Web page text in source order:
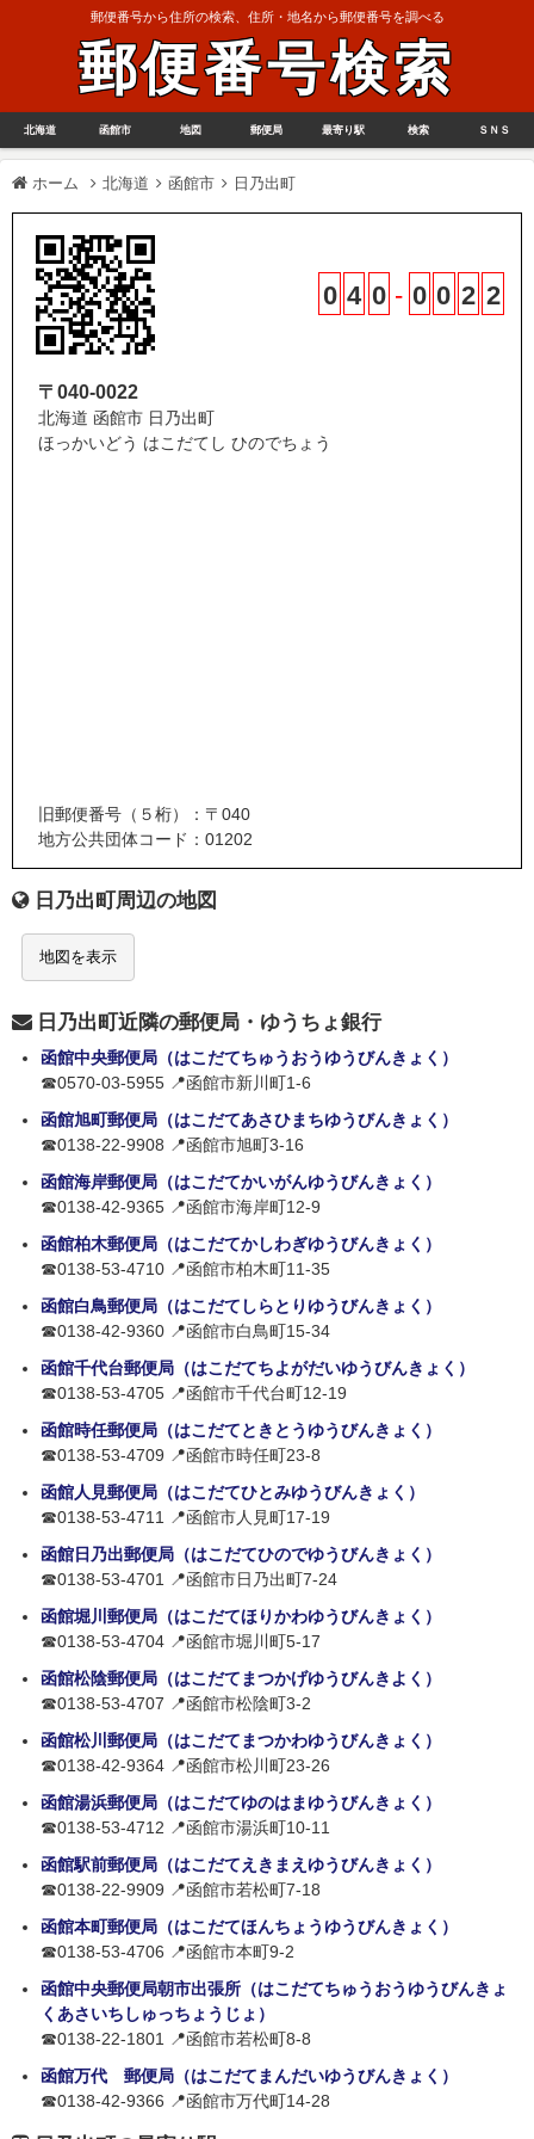
郵便番号から住所の検索、住所・地名から郵便番号を調べる
郵便番号検索
北海道 函館市 地図 郵便局 最寄り駅 検索 ＳＮＳ
ホーム 北海道 函館市 日乃出町
0 4 0 - 0 0 2 2
〒040-0022
北海道 函館市 日乃出町
ほっかいどう はこだてし ひのでちょう
旧郵便番号（５桁）：〒040
地方公共団体コード：01202
日乃出町周辺の地図
地図を表示
日乃出町近隣の郵便局・ゆうちょ銀行
函館中央郵便局（はこだてちゅうおうゆうびんきょく）
☎0570-03-5955 📍函館市新川町1-6
函館旭町郵便局（はこだてあさひまちゆうびんきょく）
☎0138-22-9908 📍函館市旭町3-16
函館海岸郵便局（はこだてかいがんゆうびんきょく）
☎0138-42-9365 📍函館市海岸町12-9
函館柏木郵便局（はこだてかしわぎゆうびんきょく）
☎0138-53-4710 📍函館市柏木町11-35
函館白鳥郵便局（はこだてしらとりゆうびんきょく）
☎0138-42-9360 📍函館市白鳥町15-34
函館千代台郵便局（はこだてちよがだいゆうびんきょく）
☎0138-53-4705 📍函館市千代台町12-19
函館時任郵便局（はこだてときとうゆうびんきょく）
☎0138-53-4709 📍函館市時任町23-8
函館人見郵便局（はこだてひとみゆうびんきょく）
☎0138-53-4711 📍函館市人見町17-19
函館日乃出郵便局（はこだてひのでゆうびんきょく）
☎0138-53-4701 📍函館市日乃出町7-24
函館堀川郵便局（はこだてほりかわゆうびんきょく）
☎0138-53-4704 📍函館市堀川町5-17
函館松陰郵便局（はこだてまつかげゆうびんきよく）
☎0138-53-4707 📍函館市松陰町3-2
函館松川郵便局（はこだてまつかわゆうびんきょく）
☎0138-42-9364 📍函館市松川町23-26
函館湯浜郵便局（はこだてゆのはまゆうびんきょく）
☎0138-53-4712 📍函館市湯浜町10-11
函館駅前郵便局（はこだてえきまえゆうびんきょく）
☎0138-22-9909 📍函館市若松町7-18
函館本町郵便局（はこだてほんちょうゆうびんきょく）
☎0138-53-4706 📍函館市本町9-2
函館中央郵便局朝市出張所（はこだてちゅうおうゆうびんきょ
くあさいちしゅっちょうじょ）
☎0138-22-1801 📍函館市若松町8-8
函館万代 郵便局（はこだてまんだいゆうびんきょく）
☎0138-42-9366 📍函館市万代町14-28